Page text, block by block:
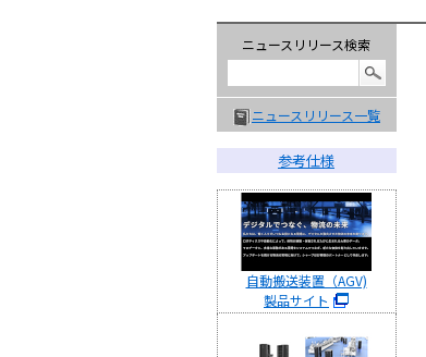
ニュースリリース検索
ニュースリリース一覧
参考仕様
自動搬送装置（AGV)
製品サイト